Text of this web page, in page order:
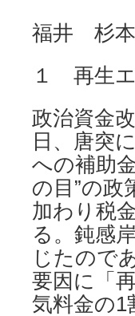
福井 杉
１ 再生エ
政治資金
日、唐突
への補助
の目”の政
加わり税
る。鈍感
じたので
要因に「
気料金の1